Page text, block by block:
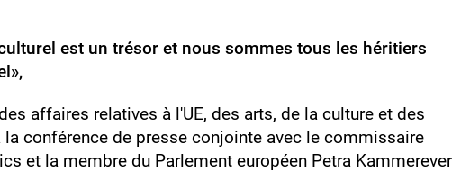
est un trésor et nous sommes tous les héritiers
affaires relatives à l'UE, des arts, de la culture et des
conférence de presse conjointe avec le commissaire
et la membre du Parlement européen Petra